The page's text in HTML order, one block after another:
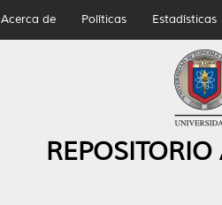
Acerca de Políticas Estadísticas